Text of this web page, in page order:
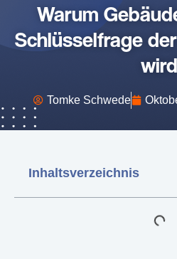
Warum
Schlüsselfrage
wird
Tomke Schwede
Inhaltsverzeichnis